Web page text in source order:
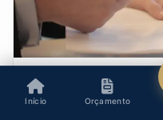
REPUTAÇÃO
Reviews Google
Início Orçamento